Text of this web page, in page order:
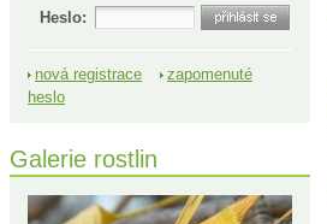
Heslo:
nová registrace
zapomenuté
heslo
Galerie rostlin